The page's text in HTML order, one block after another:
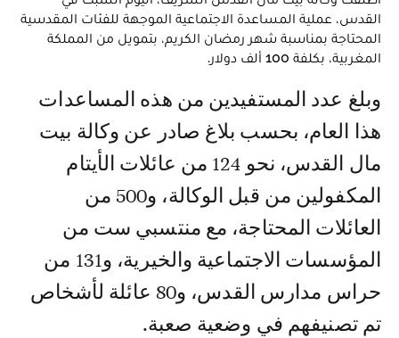
القدس، عملية المساعدة الاجتماعية الموجهة للفئات المقدسية
المحتاجة بمناسبة شهر رمضان الكريم، بتمويل من المملكة
المغربية، بكلفة 100 ألف دولار.
وبلغ عدد المستفيدين من هذه المساعدات
هذا العام، بحسب بلاغ صادر عن وكالة بيت
مال القدس، نحو 124 من عائلات الأيتام
المكفولين من قبل الوكالة، و500 من
العائلات المحتاجة، مع منتسبي ست من
المؤسسات الاجتماعية والخيرية، و131 من
حراس مدارس القدس، و80 عائلة لأشخاص
تم تصنيفهم في وضعية صعبة.